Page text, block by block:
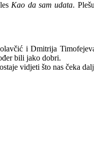
Kao da sam udata.
i Dmitrija
bili jako dobri.
vidjeti što nas čeka